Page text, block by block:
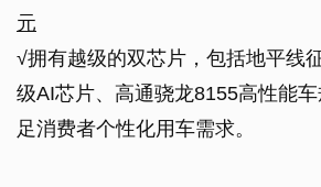
元
√拥有越级的双芯片，包括地平线
级AI芯片、高通骁龙8155高性能
足消费者个性化用车需求。